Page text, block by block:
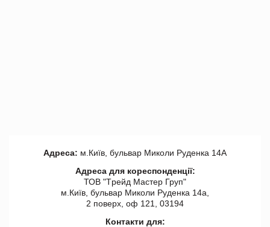
Адреса: м.Київ, бульвар Миколи Руденка 14А
Адреса для кореспонденції:
ТОВ "Tрейд Мастер Груп"
м.Київ, бульвар Миколи Руденка 14а,
2 поверх, оф 121, 03194
Контакти для: